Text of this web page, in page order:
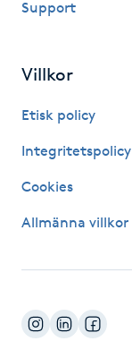
LPG-behandling
Support
Villkor
Etisk policy
Integritetspolicy
Cookies
Allmänna villkor